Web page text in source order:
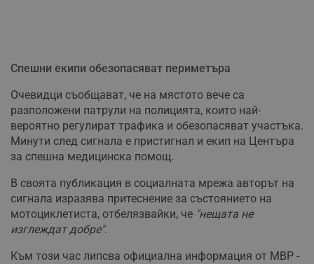
Спешни екипи обезопасяват периметъра
Очевидци съобщават, че на мястото вече са
разположени патрули на полицията, които най-
вероятно регулират трафика и обезопасяват участъка.
Минути след сигнала е пристигнал и екип на Центъра
за спешна медицинска помощ.
В своята публикация в социалната мрежа авторът на
сигнала изразява притеснение за състоянието на
мотоциклетиста, отбелязвайки, че "нещата не
изглеждат добре".
Към този час липсва официална информация от МВР -